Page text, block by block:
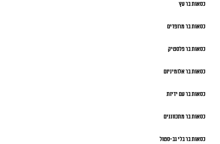
כסאות בר עץ
כסאות בר מרופדים
כסאות בר פלסטיק
כסאות בר אלומיניום
כסאות בר עם ידיות
כסאות בר מתכווננים
כסאות בר בלי גב-סטול